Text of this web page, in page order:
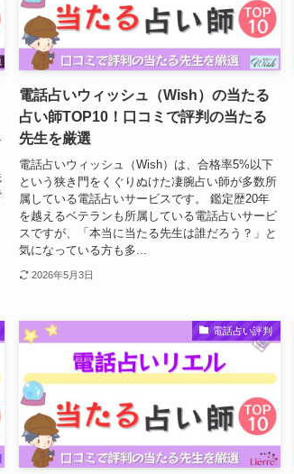
電話占いウィッシュ（Wish）の当たる
占い師TOP10！口コミで評判の当たる
先生を厳選
電話占いウィッシュ（Wish）は、合格率5%以下
という狭き門をくぐりぬけた凄腕占い師が多数所
属している電話占いサービスです。 鑑定歴20年
を越えるベテランも所属している電話占いサービ
スですが、「本当に当たる先生は誰だろう？」と
気になっている方も多...
2026年5月3日
電話占い評判